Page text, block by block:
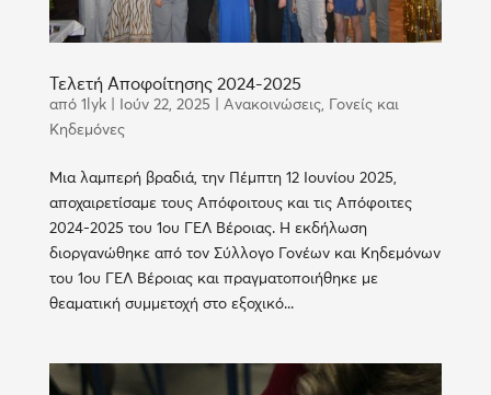
Τελετή Αποφοίτησης 2024-2025
από 1lyk| Ιούν 22, 2025 Ανακοινώσεις,
Γονείς και
Κηδεμόνες
Μια λαμπερή βραδιά, την Πέμπτη 12 Ιουνίου 2025,
αποχαιρετίσαμε τους Απόφοιτους και τις Απόφοιτες
2024-2025 του 1ου ΓΕΛ Βέροιας. Η εκδήλωση
διοργανώθηκε από τον Σύλλογο Γονέων και Κηδεμόνων
του 1ου ΓΕΛ Βέροιας και πραγματοποιήθηκε με
θεαματική συμμετοχή στο εξοχικό...